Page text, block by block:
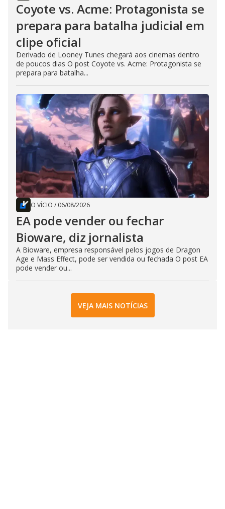
Coyote vs. Acme: Protagonista se
prepara para batalha judicial em
clipe oficial
Derivado de Looney Tunes chegará aos cinemas dentro
de poucos dias O post Coyote vs. Acme: Protagonista se
prepara para batalha...
O VÍCIO / 06/08/2026
EA pode vender ou fechar
Bioware, diz jornalista
A Bioware, empresa responsável pelos jogos de Dragon
Age e Mass Effect, pode ser vendida ou fechada O post EA
pode vender ou...
VEJA MAIS NOTÍCIAS